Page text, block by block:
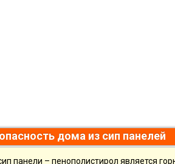
дома из сип панелей
панели – пенополистирол является